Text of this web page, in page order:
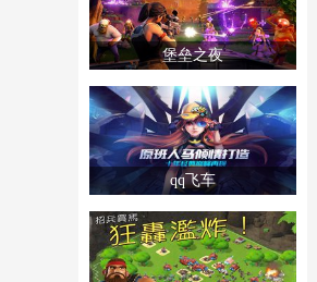
堡垒之夜
qq飞车